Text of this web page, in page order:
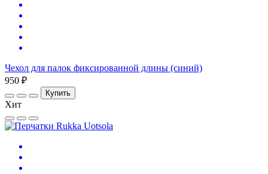
Чехол для палок фиксированной длины (синий)
950 ₽
Купить
Хит